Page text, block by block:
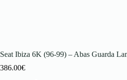
Seat Ibiza 6K (96-99) – Abas Guarda
386.00€